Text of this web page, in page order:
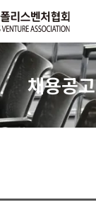
채용공고